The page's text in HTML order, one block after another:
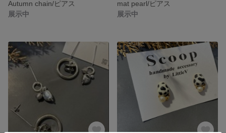
Autumn chain/ピアス
展示中
mat pearl/ピアス
展示中